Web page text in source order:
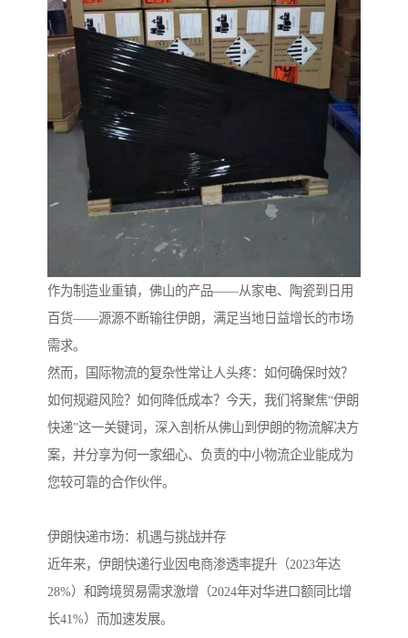
作为制造业重镇，佛山的产品——从家电、陶瓷到日用
百货——源源不断输往伊朗，满足当地日益增长的市场
需求。
然而，国际物流的复杂性常让人头疼：如何确保时效？
如何规避风险？如何降低成本？今天，我们将聚焦“伊朗
快递”这一关键词，深入剖析从佛山到伊朗的物流解决方
案，并分享为何一家细心、负责的中小物流企业能成为
您较可靠的合作伙伴。
伊朗快递市场：机遇与挑战并存
近年来，伊朗快递行业因电商渗透率提升（2023年达
28%）和跨境贸易需求激增（2024年对华进口额同比增
长41%）而加速发展。